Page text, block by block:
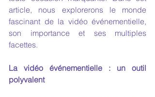
article, nous explorerons le monde
fascinant de la vidéo événementielle,
son importance et ses multiples
facettes.
La vidéo événementielle : un outil
polyvalent